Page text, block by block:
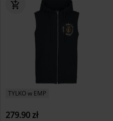
TYLKO w EMP
279.90 zł